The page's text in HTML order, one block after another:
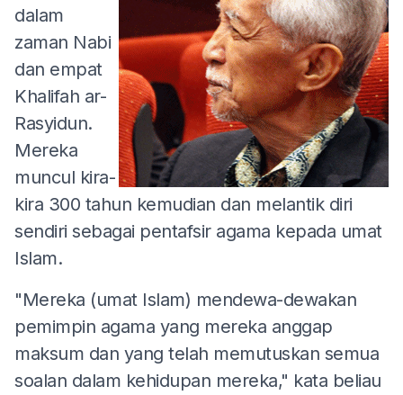
dalam
zaman Nabi
dan empat
Khalifah ar-
Rasyidun.
Mereka
muncul kira-
kira 300 tahun kemudian dan melantik diri
sendiri sebagai pentafsir agama kepada umat
Islam.
"Mereka (umat Islam) mendewa-dewakan
pemimpin agama yang mereka anggap
maksum dan yang telah memutuskan semua
soalan dalam kehidupan mereka," kata beliau